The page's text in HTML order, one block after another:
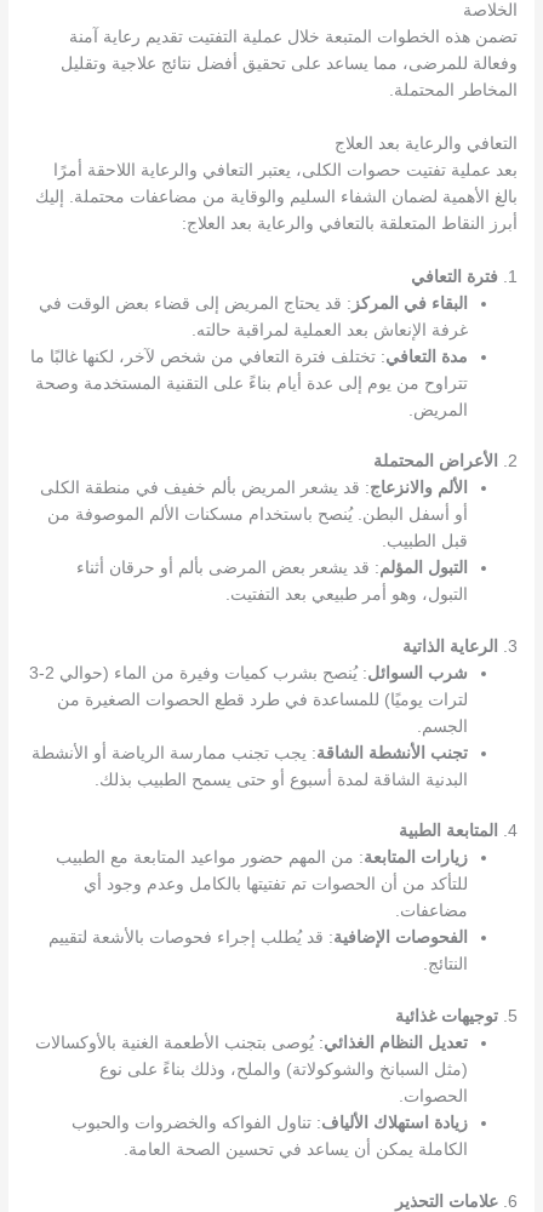
الخلاصة
تضمن هذه الخطوات المتبعة خلال عملية التفتيت تقديم رعاية آمنة
وفعالة للمرضى، مما يساعد على تحقيق أفضل نتائج علاجية وتقليل
المخاطر المحتملة.
التعافي والرعاية بعد العلاج
بعد عملية تفتيت حصوات الكلى، يعتبر التعافي والرعاية اللاحقة أمرًا
بالغ الأهمية لضمان الشفاء السليم والوقاية من مضاعفات محتملة. إليك
أبرز النقاط المتعلقة بالتعافي والرعاية بعد العلاج:
1.
فترة التعافي
البقاء في المركز : قد يحتاج المريض إلى قضاء بعض الوقت في
غرفة الإنعاش بعد العملية لمراقبة حالته.
مدة التعافي: تختلف فترة التعافي من شخص لآخر، لكنها غالبًا ما
تتراوح من يوم إلى عدة أيام بناءً على التقنية المستخدمة وصحة
المريض.
2.
الأعراض المحتملة
الألم والانزعاج: قد يشعر المريض بألم خفيف في منطقة الكلى
أو أسفل البطن. يُنصح باستخدام مسكنات الألم الموصوفة من
قبل الطبيب.
التبول المؤلم: قد يشعر بعض المرضى بألم أو حرقان أثناء
التبول، وهو أمر طبيعي بعد التفتيت.
3.
الرعاية الذاتية
شرب السوائل
: يُنصح بشرب كميات وفيرة من الماء (حوالي 2-3
لترات يوميًا) للمساعدة في طرد قطع الحصوات الصغيرة من
الجسم.
تجنب الأنشطة الشاقة: يجب تجنب ممارسة الرياضة أو الأنشطة
البدنية الشاقة لمدة أسبوع أو حتى يسمح الطبيب بذلك.
4.
المتابعة الطبية
زيارات المتابعة: من المهم حضور مواعيد المتابعة مع الطبيب
للتأكد من أن الحصوات تم تفتيتها بالكامل وعدم وجود أي
مضاعفات.
الفحوصات الإضافية: قد يُطلب إجراء فحوصات بالأشعة لتقييم
النتائج.
5.
توجيهات غذائية
تعديل النظام الغذائي: يُوصى بتجنب الأطعمة الغنية بالأوكسالات
(مثل السبانخ والشوكولاتة) والملح، وذلك بناءً على نوع
الحصوات.
زيادة استهلاك الألياف: تناول الفواكه والخضروات والحبوب
الكاملة يمكن أن يساعد في تحسين الصحة العامة.
6. علامات التحذير